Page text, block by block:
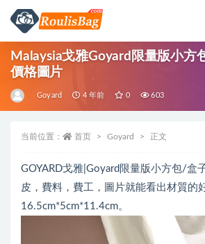
Malaysia戈雅Goyard限量版小方
價格圖片
Goyard 4 年前 0 603
当前位置： 首页 Goyard 正文
GOYARD戈雅|Goyard限量版小方包/盒
皮，費料，費工，圖片就能看出材質的
16.5cm*5cm*11.4cm。